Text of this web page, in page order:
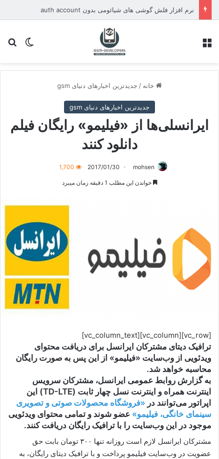
نرم افزار فلش گوشی های شیائومی بدون auth account
تغییر
خانه / جدیدترین اخبارهای دنیای gsm
جدیدترین اخبارهای دنیای gsm
ایرانسلی‌ها از «فیلیمو» رایگان فیلم
دانلود کنند
mohsen
2017/01/30
1,700
خواندن این مطلب 1 دقیقه زمان میبرد
[vc_row][vc_column][vc_column_text]
ترافیک دیتای مشترکان ایرانسل برای دریافت محتوای
ویدئویی از وب‌سایت «فیلیمو» از این پس به صورت رایگان
محاسبه خواهد شد.
به گزارش روابط عمومی ایرانسل، مشترکان سرویس
اینترنت همراه و اینترنت نسل چهار ثابت (TD-LTE) این
اپراتور می‌توانند در «فروشگاه محصولات صوتی و تصویری
سینمای خانگی، فیلیمو» عضو شوند و تمامی محتوای ویدئویی
موجود در این وب‌سایت را با ترافیک رایگان دریافت کنند.
مشترکان ایرانسل لازم است روزانه تنها ۳۰۰ تومان بابت حق
عضویت در وب‌سایت فیلیمو پرداخت و با ترافیک دیتای رایگان، به